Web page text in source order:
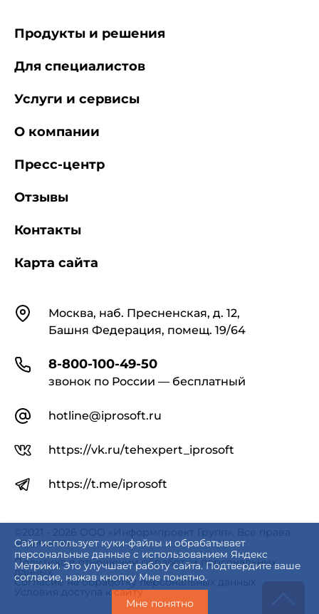
Сайт использует куки-файлы и обрабатывает
персональные данные с использованием Яндекс
Метрики. Это улучшает работу сайта. Подтвердите ваше
согласие, нажав кнопку Мне понятно.
Мне понятно
КонтактыМосква, наб. Пресненская, д. 12,
Башня Федерация, помещ. 19/64
8-800-100-49-50
звонок по России — бесплатный
hotline@iprosoft.ru
https://vk.ru/tehexpert_iprosoft
https://t.me/iprosoft
Продукты и решения
Для специалистов
Услуги и сервисы
О компании
Пресс-центр
Отзывы
Контакты
Карта сайта
©2021 - 2026 ООО «Информпроект Групп». Все права
защищены.
Политика в отношении обработки персональных
данных
Согласие на обработку персональных данных
Условия доступа к сайту